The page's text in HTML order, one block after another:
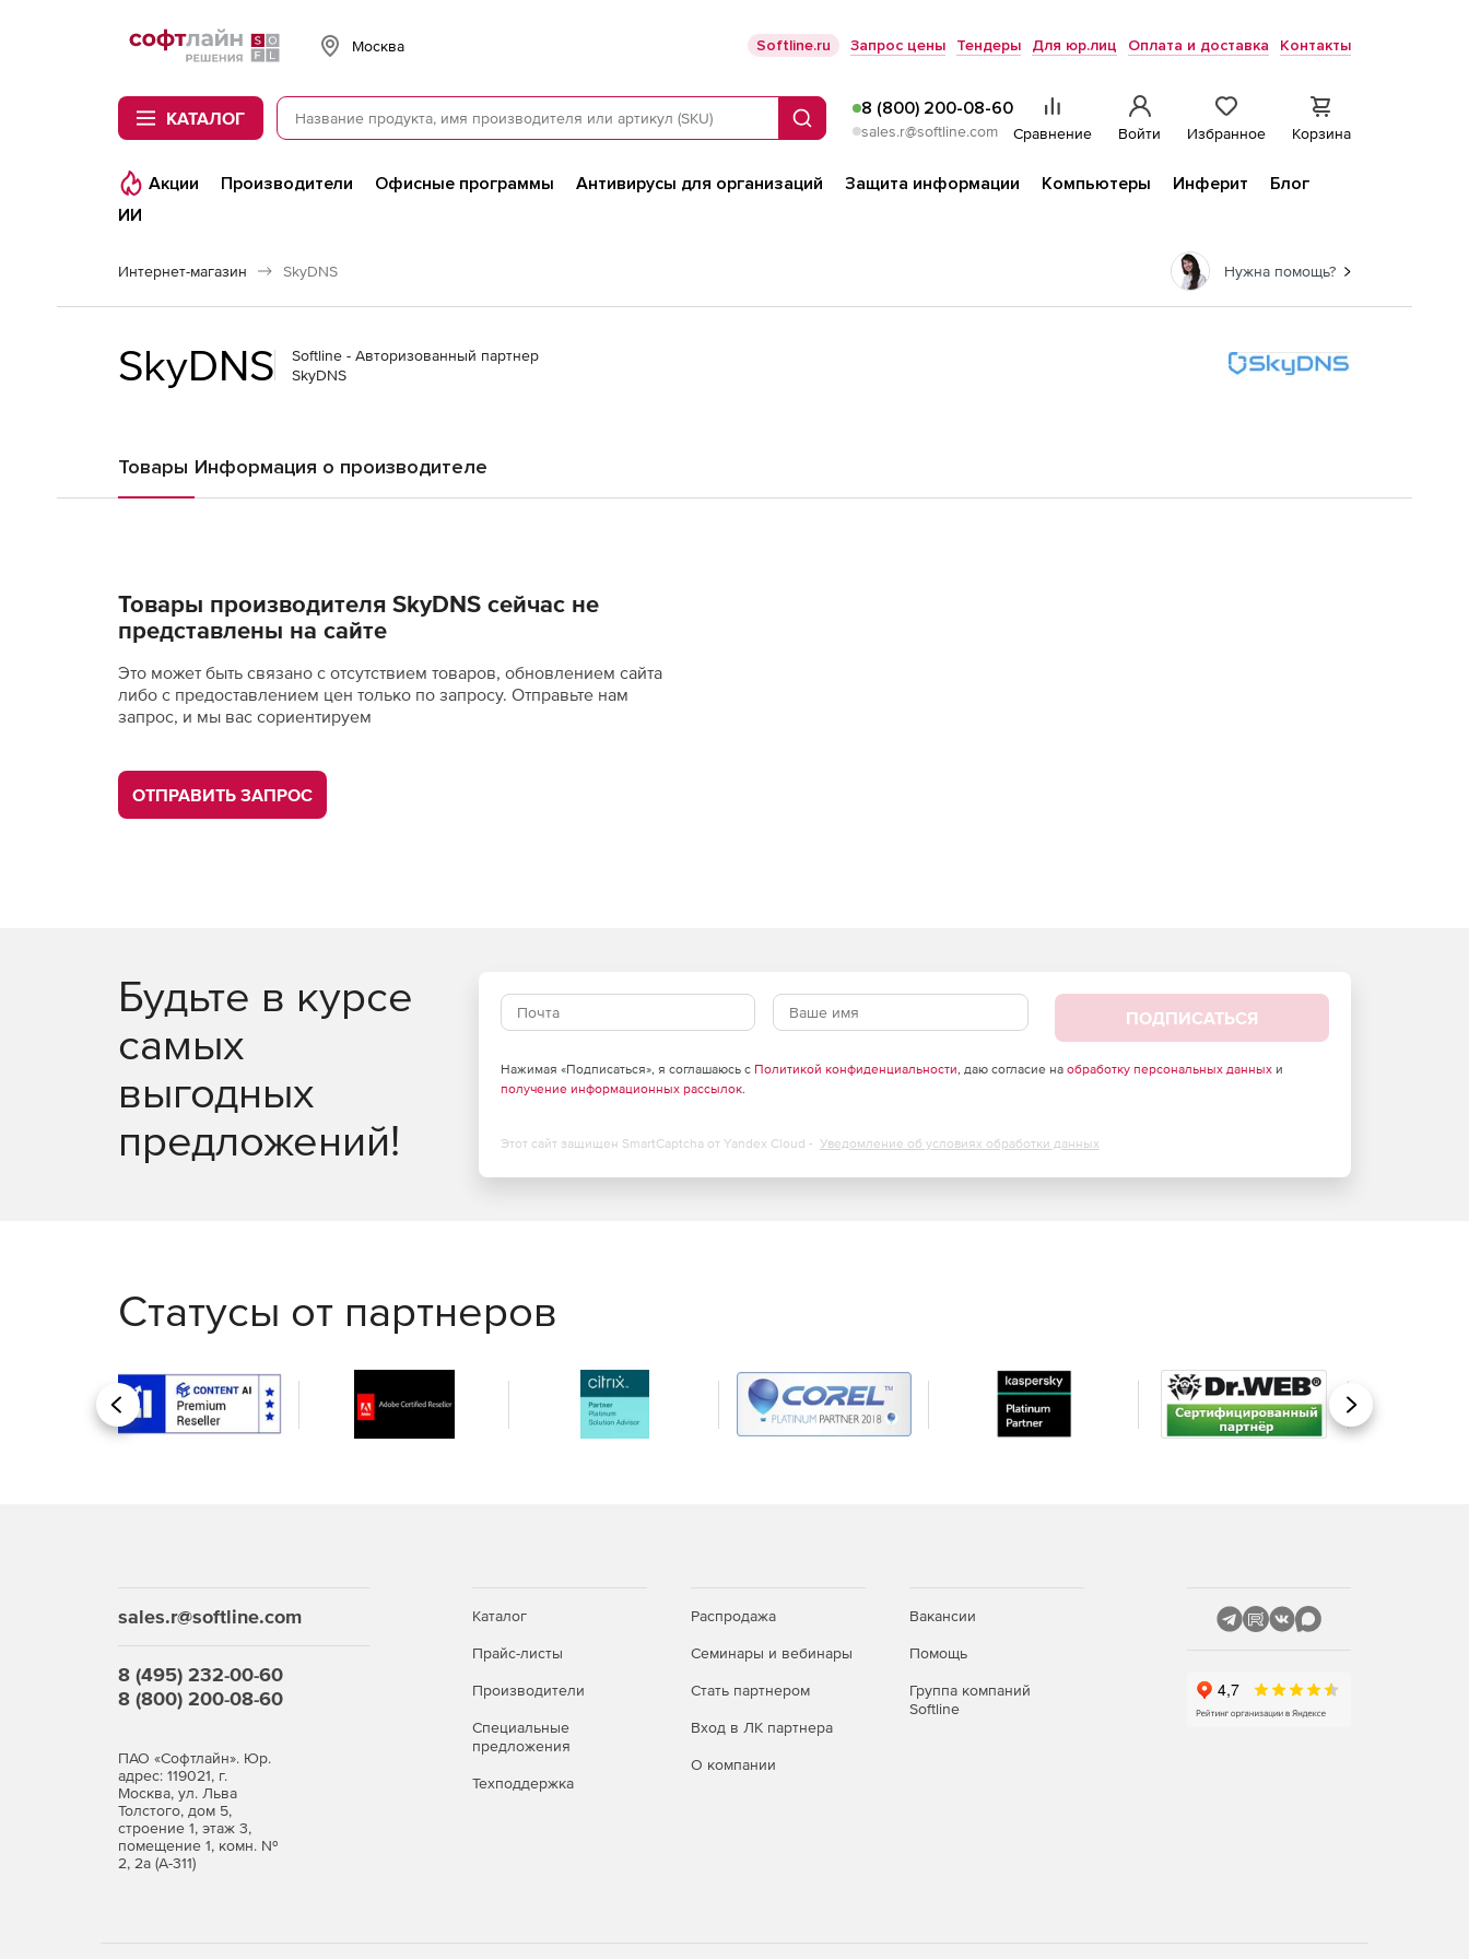
Softline
Москва Softline.ru Запрос цены Тендеры Для юр.лиц Оплата и доставка Контакты
КАТАЛОГ Поиск
8 (800) 200-08-60
sales.r@softline.com Сравнение Войти Избранное Корзина
Акции Производители Офисные программы Антивирусы для организаций Защита информации Компьютеры Инферит
Блог
ИИ
Интернет-магазин SkyDNS Нужна помощь?
SkyDNS
Softline - Авторизованный партнер
SkyDNS
Товары Информация о производителе
Товары производителя SkyDNS сейчас не
представлены на сайте
Это может быть связано с отсутствием товаров, обновлением сайта
либо с предоставлением цен только по запросу. Отправьте нам
запрос, и мы вас сориентируем
ОТПРАВИТЬ ЗАПРОС
Будьте в курсе
самых
выгодных
предложений!
ПОДПИСАТЬСЯ
Нажимая «Подписаться», я соглашаюсь с Политикой конфиденциальности, даю согласие на обработку персональных данныхи
получение информационных рассылок.
Этот сайт защищен SmartCaptcha от Yandex Cloud - Уведомление об условиях обработки данных
Статусы от партнеров
Назад Вперед
sales.r@softline.com
8 (495) 232-00-60
8 (800) 200-08-60
ПАО «Софтлайн». Юр.
адрес: 119021, г.
Москва, ул. Льва
Толстого, дом 5,
строение 1, этаж 3,
помещение 1, комн. №
2, 2а (А-311)
Каталог
Прайс-листы
Производители
Специальные
предложения
Техподдержка
Распродажа
Семинары и вебинары
Стать партнером
Вход в ЛК партнера
О компании
Вакансии
Помощь
Группа компаний
Softline